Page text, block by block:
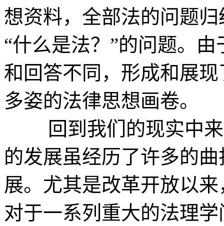
想资料，全部法的问题
“什么是法？”的问题。
和回答不同，形成和展
多姿的法律思想画卷。
回到我们的现实中来
的发展虽经历了许多的
展。尤其是改革开放以
对于一系列重大的法理